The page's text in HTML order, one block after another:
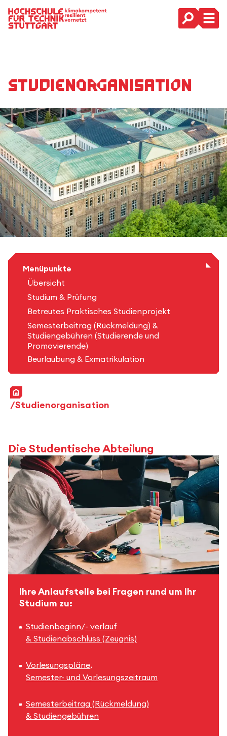
Hauptnavigation
Studien­organisation
Menüpunkte
Übersicht
Studium & Prüfung
Betreutes Praktisches Studienprojekt
Semesterbeitrag (Rückmeldung) &
Studiengebühren (Studierende und
Promovierende)
Beurlaubung & Exmatrikulation
Startseite
Studienorganisation
Die Studentische Abteilung
Ihre Anlaufstelle bei Fragen rund um Ihr
Studium zu:
Studienbeginn/- verlauf
& Studienabschluss (Zeugnis)
Vorlesungspläne,
Semester- und Vorlesungszeitraum
Semesterbeitrag (Rückmeldung)
& Studiengebühren